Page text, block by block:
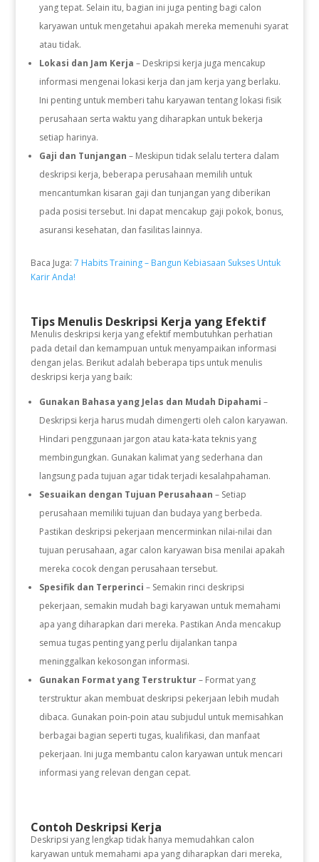
yang tepat. Selain itu, bagian ini juga penting bagi calon
karyawan untuk mengetahui apakah mereka memenuhi syarat
atau tidak.
Lokasi dan Jam Kerja – Deskripsi kerja juga mencakup
informasi mengenai lokasi kerja dan jam kerja yang berlaku.
Ini penting untuk memberi tahu karyawan tentang lokasi fisik
perusahaan serta waktu yang diharapkan untuk bekerja
setiap harinya.
Gaji dan Tunjangan – Meskipun tidak selalu tertera dalam
deskripsi kerja, beberapa perusahaan memilih untuk
mencantumkan kisaran gaji dan tunjangan yang diberikan
pada posisi tersebut. Ini dapat mencakup gaji pokok, bonus,
asuransi kesehatan, dan fasilitas lainnya.
Baca Juga: 7 Habits Training – Bangun Kebiasaan Sukses Untuk
Karir Anda!
Tips Menulis Deskripsi Kerja yang Efektif
Menulis deskripsi kerja yang efektif membutuhkan perhatian
pada detail dan kemampuan untuk menyampaikan informasi
dengan jelas. Berikut adalah beberapa tips untuk menulis
deskripsi kerja yang baik:
Gunakan Bahasa yang Jelas dan Mudah Dipahami –
Deskripsi kerja harus mudah dimengerti oleh calon karyawan.
Hindari penggunaan jargon atau kata-kata teknis yang
membingungkan. Gunakan kalimat yang sederhana dan
langsung pada tujuan agar tidak terjadi kesalahpahaman.
Sesuaikan dengan Tujuan Perusahaan – Setiap
perusahaan memiliki tujuan dan budaya yang berbeda.
Pastikan deskripsi pekerjaan mencerminkan nilai-nilai dan
tujuan perusahaan, agar calon karyawan bisa menilai apakah
mereka cocok dengan perusahaan tersebut.
Spesifik dan Terperinci – Semakin rinci deskripsi
pekerjaan, semakin mudah bagi karyawan untuk memahami
apa yang diharapkan dari mereka. Pastikan Anda mencakup
semua tugas penting yang perlu dijalankan tanpa
meninggalkan kekosongan informasi.
Gunakan Format yang Terstruktur– Format yang
terstruktur akan membuat deskripsi pekerjaan lebih mudah
dibaca. Gunakan poin-poin atau subjudul untuk memisahkan
berbagai bagian seperti tugas, kualifikasi, dan manfaat
pekerjaan. Ini juga membantu calon karyawan untuk mencari
informasi yang relevan dengan cepat.
Contoh Deskripsi Kerja
Deskripsi yang lengkap tidak hanya memudahkan calon
karyawan untuk memahami apa yang diharapkan dari mereka,